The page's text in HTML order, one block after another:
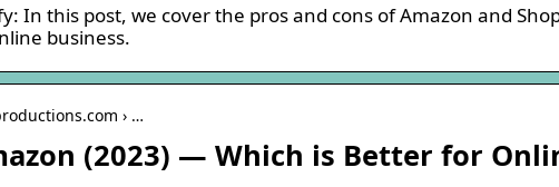
In this post, we cover the pros and cons of Amazon and
business.
› …
(2023) — Which is Better for